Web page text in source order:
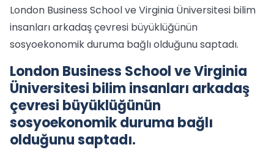
London Business School ve Virginia Üniversitesi bilim
insanları arkadaş çevresi büyüklüğünün
sosyoekonomik duruma bağlı olduğunu saptadı.
London Business School ve Virginia
Üniversitesi bilim insanları arkadaş
çevresi büyüklüğünün
sosyoekonomik duruma bağlı
olduğunu saptadı.